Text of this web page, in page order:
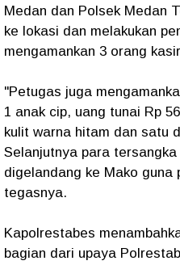
Medan dan Polsek Medan
ke lokasi dan melakukan
mengamankan 3 orang
"Petugas juga
1 anak cip, uang tunai Rp
kulit warna hitam dan satu
Selanjutnya para
digelandang ke Mako guna
tegasnya.
Kapolrestabes
bagian dari upaya